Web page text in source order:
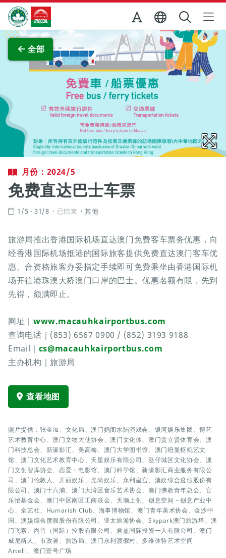
跳至主内容
澳门特别行政区政府旅游局
全部
查看原图
月份：2024/5
免费直达巴士车票
1/5 - 31/8 已结束 其他
旅游局推出香港国际机场直达澳门免费客车票务优惠，向
经香港国际机场抵港的国际旅客提供免费直达澳门客车优
惠。合资格旅客办妥指定手续即可免费乘坐由香港国际机
场开往港珠澳大桥澳门口岸的巴士。优惠名额有限，先到
先得，额满即止。
网址｜ www.macauhkairportbus.com
查询电话｜(853) 6567 0900 / (852) 3193 9188
Email｜ cs@macauhkairportbus.com
主办机构｜旅游局
查看地图
照片提供：张金加、文化局、澳门妈阁水陆演戏会、银河娱乐集团、博艺
艺术教育中心、澳门文物大使协会、澳门文化体、澳门贾立贤体育会、澳
门科技总会、新濠影汇、美高梅、澳门大学图书馆、澳门纽曼枢机艺文
馆、澳门文化艺术教育中心、天星娱乐有限公司、氹仔城区文化协会、澳
门文创智库协会、恋爱・电影馆、澳门科学馆、新濠影汇商业服务有限公
司、澳门伦敦人、开丽娱乐、光尚娱乐、永利皇宫、澳娱综合度假股份有
限公司、澳门十六浦、澳门大湾区音乐艺术协会、澳门佛教青年总会、官
乐怡基金会、澳门中区南区工商联会、天顺上创、创意空间－创意产业中
心、全艺社、Humarish Club、海事博物馆、澳门青年美术协会、金沙中
国、澳娱综合度假股份有限公司、亚太旅游协会、Skypark澳门旅游塔、澳
门飞索、尚晋（国际）控股有限公司、君盈国际投资一人有限公司、澳门
威尼斯人、市政署、旅游局、澳门永利渡假村、多维体验艺术空间
Artelli、澳门壹号广场